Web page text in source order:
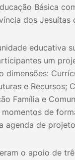
Básica
dos Jesuítas
educativa
um
dimensões:
e Recursos;
Família e
de
agenda de
o apoio de